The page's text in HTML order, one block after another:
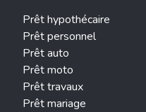
Prêt hypothécaire
Prêt personnel
Prêt auto
Prêt moto
Prêt travaux
Prêt mariage